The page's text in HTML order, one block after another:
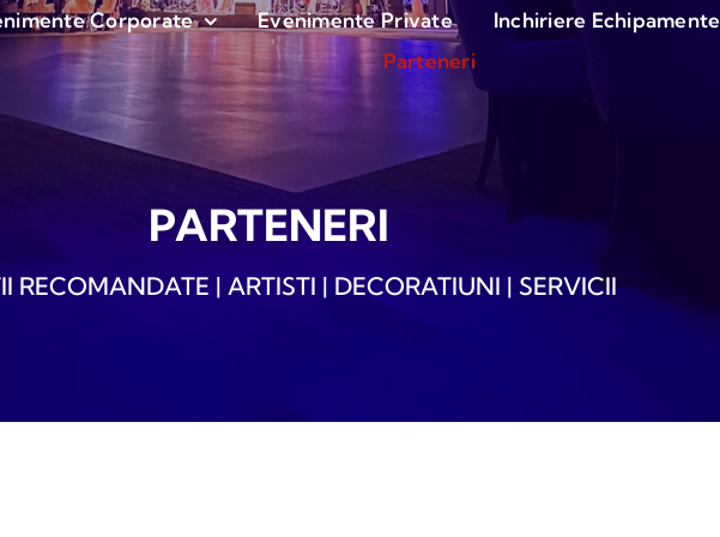
Corporate Evenimente Private Inchiriere Echipamente
Parteneri
PARTENERI
RECOMANDATE | ARTISTI | DECORATIUNI | SERVICII